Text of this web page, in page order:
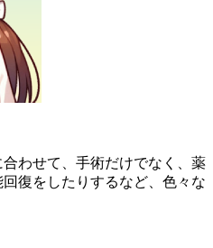
わせて、手術だけでなく、薬
復をしたりするなど、色々な